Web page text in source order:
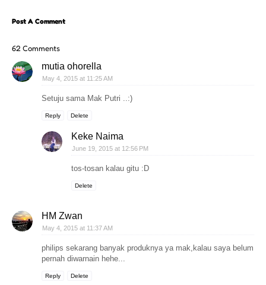
Post A Comment
62 Comments
mutia ohorella
May 4, 2015 at 11:25 AM
Setuju sama Mak Putri ..:)
Reply Delete
Keke Naima
June 19, 2015 at 12:56 PM
tos-tosan kalau gitu :D
Delete
HM Zwan
May 4, 2015 at 11:37 AM
philips sekarang banyak produknya ya mak,kalau saya belum
pernah diwarnain hehe...
Reply Delete